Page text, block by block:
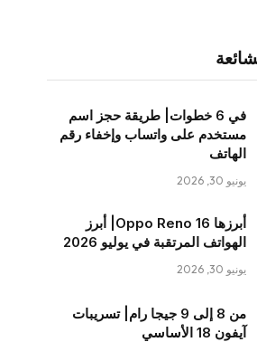
في 6 خطوات| طريقة حجز اسم
مستخدم على واتساب وإخفاء رقم
الهاتف
يونيو 30, 2026
أبرزها Oppo Reno 16| أبرز
الهواتف المرتقبة في يوليو 2026
يونيو 30, 2026
من 8 إلى 9 جيجا رام| تسريبات
آيفون 18 الأساسي